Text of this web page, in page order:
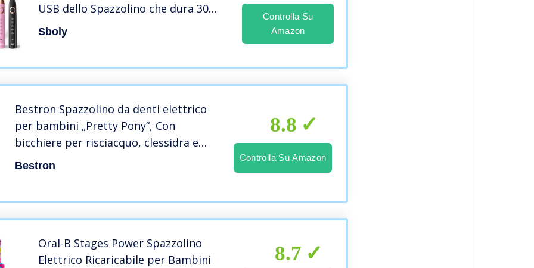
USB dello Spazzolino che dura 30
giorni, Timer Interno Intelligente
Spazzolino Ricaricabile Adulti e
Sboly
Controlla Su
Amazon
Bestron Spazzolino da denti elettrico
per bambini „Pretty Pony“, Con
bicchiere per risciacquo, clessidra e
base, Funzionamento a batteria, Rosa
Bestron
8.8
Controlla Su Amazon
Oral-B Stages Power Spazzolino
Elettrico Ricaricabile per Bambini
8.7